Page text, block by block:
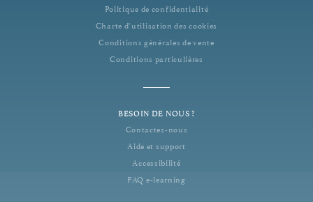
Politique de confidentialité
Charte d’utilisation des cookies
Conditions générales de vente
Conditions particulières
BESOIN DE NOUS ?
Contactez-nous
Aide et support
Accessibilité
FAQ e-learning